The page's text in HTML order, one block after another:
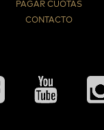
PAGAR CUOTAS
CONTACTO